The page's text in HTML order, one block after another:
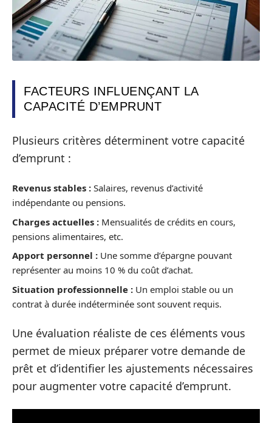
FACTEURS INFLUENÇANT LA
CAPACITÉ D’EMPRUNT
Plusieurs critères déterminent votre capacité
d’emprunt :
Revenus stables : Salaires, revenus d’activité
indépendante ou pensions.
Charges actuelles : Mensualités de crédits en cours,
pensions alimentaires, etc.
Apport personnel : Une somme d’épargne pouvant
représenter au moins 10 % du coût d’achat.
Situation professionnelle : Un emploi stable ou un
contrat à durée indéterminée sont souvent requis.
Une évaluation réaliste de ces éléments vous
permet de mieux préparer votre demande de
prêt et d’identifier les ajustements nécessaires
pour augmenter votre capacité d’emprunt.